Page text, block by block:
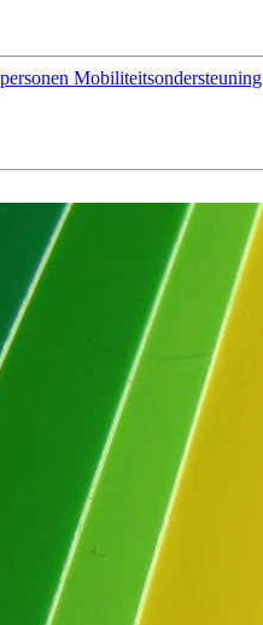
Mobiliteitsondersteuning